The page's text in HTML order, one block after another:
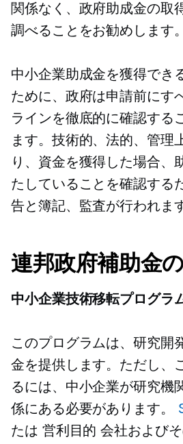
関係なく、政府助成金の取
調べることをお勧めします。
中小企業助成金を獲得でき
ために、政府は申請前にす
ラインを徹底的に確認する
ます。技術的、法的、管理
り、資金を獲得した場合、
たしていることを確認する
告と簿記、監査が行われま
連邦政府補助金
中小企業技術移転プログラ
このプログラムは、研究開
金を提供します。ただし、
るには、中小企業が研究機
係にある必要があります。
たは 営利目的 会社および